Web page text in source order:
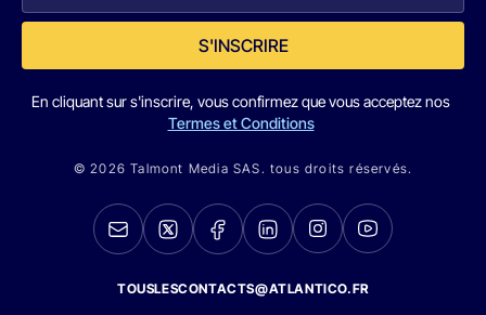
S'INSCRIRE
En cliquant sur s'inscrire, vous confirmez que vous acceptez nos
Termes et Conditions
© 2026 Talmont Media SAS. tous droits réservés.
TOUSLESCONTACTS@ATLANTICO.FR